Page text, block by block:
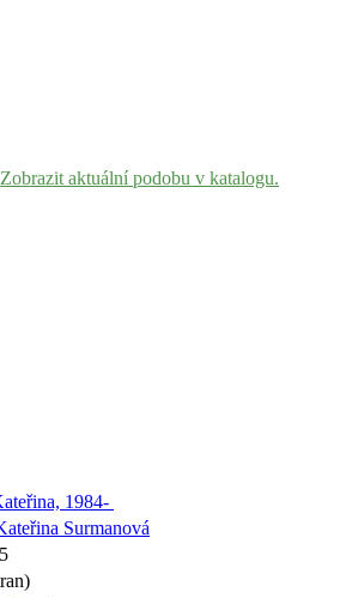
Zobrazit aktuální podobu v katalogu.
1984-
Surmanová